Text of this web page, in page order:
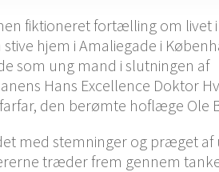
fiktioneret fortælling om livet
hjem i Amaliegade i
som ung mand i slutningen af
Hans Excellence Doktor
den berømte hoflæge Ole
med stemninger og præget
træder frem gennem